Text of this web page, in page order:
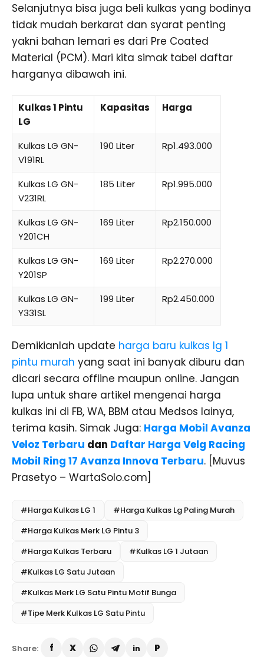
Selanjutnya bisa juga beli kulkas yang bodinya
tidak mudah berkarat dan syarat penting
yakni bahan lemari es dari Pre Coated
Material (PCM). Mari kita simak tabel daftar
harganya dibawah ini.
Kulkas 1 Pintu
LG
Kapasitas Harga
Kulkas LG GN-
V191RL
190 Liter Rp1.493.000
Kulkas LG GN-
V231RL
185 Liter Rp1.995.000
Kulkas LG GN-
Y201CH
169 Liter Rp2.150.000
Kulkas LG GN-
Y201SP
169 Liter Rp2.270.000
Kulkas LG GN-
Y331SL
199 Liter Rp2.450.000
Demikianlah update harga baru kulkas lg 1
pintu murah yang saat ini banyak diburu dan
dicari secara offline maupun online. Jangan
lupa untuk share artikel mengenai harga
kulkas ini di FB, WA, BBM atau Medsos lainya,
terima kasih. Simak Juga: Harga Mobil Avanza
Veloz Terbaru dan Daftar Harga Velg Racing
Mobil Ring 17 Avanza Innova Terbaru. [Muvus
Prasetyo – WartaSolo.com]
#Harga Kulkas LG 1
#Harga Kulkas Lg Paling Murah
#Harga Kulkas Merk LG Pintu 3
#Harga Kulkas Terbaru
#Kulkas LG 1 Jutaan
#Kulkas LG Satu Jutaan
#Kulkas Merk LG Satu Pintu Motif Bunga
#Tipe Merk Kulkas LG Satu Pintu
Share: